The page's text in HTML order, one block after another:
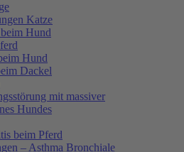
Katze
Hund
Hund
Dackel
mit massiver
Hundes
beim Pferd
– Asthma Bronchiale